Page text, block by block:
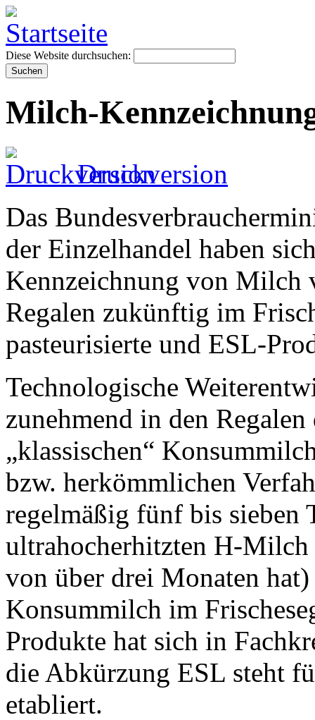
Diese Website durchsuchen:
Milch-
Druckversion
Das
der Einzelhandel haben
Kennzeichnung von Milch
Regalen zukünftig im
pasteurisierte und ESL-
Technologische
zunehmend in den
„klassischen“
bzw. herkömmlichen
regelmäßig fünf bis sieben
ultrahocherhitzten H-
von über drei Monaten
Konsummilch im
Produkte hat sich in
die Abkürzung ESL steht
etabliert.